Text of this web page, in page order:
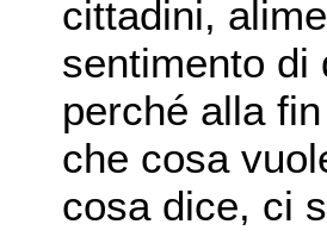
cittadini,
sentimento di
perché alla
che cosa
cosa dice, ci